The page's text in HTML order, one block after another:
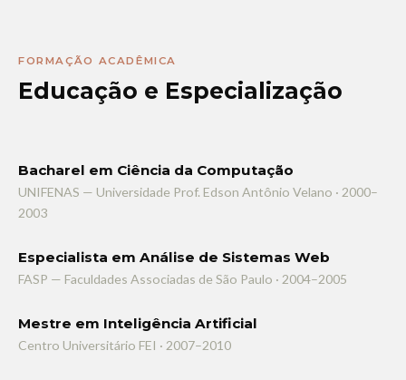
FORMAÇÃO ACADÊMICA
Educação e Especialização
Bacharel em Ciência da Computação
UNIFENAS — Universidade Prof. Edson Antônio Velano · 2000–
2003
Especialista em Análise de Sistemas Web
FASP — Faculdades Associadas de São Paulo · 2004–2005
Mestre em Inteligência Artificial
Centro Universitário FEI · 2007–2010